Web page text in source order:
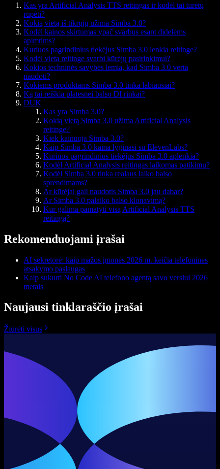
Kas yra Artificial Analysis TTS reitingas ir kodėl tai turėtų
rūpėti?
Kokią vietą iš tikrųjų užima Simba 3.0?
Kodėl kainos skirtumas ypač svarbus esant didelėms
apimtims?
Kuriuos pagrindinius tiekėjus Simba 3.0 lenkia reitinge?
Kodėl vieta reitinge svarbi kūrėjų pasirinkimui?
Kokios techninės savybės lemia, kad Simba 3.0 verta
naudoti?
Kokiems produktams Simba 3.0 tinka labiausiai?
Ką tai reiškia platesnei balso DI rinkai?
DUK
Kas yra Simba 3.0?
Kokią vietą Simba 3.0 užima Artificial Analysis
reitinge?
Kiek kainuoja Simba 3.0?
Kaip Simba 3.0 kaina lyginasi su ElevenLabs?
Kuriuos pagrindinius tiekėjus Simba 3.0 aplenkia?
Kodėl Artificial Analysis reitingas laikomas patikimu?
Kodėl Simba 3.0 tinka realaus laiko balso
sprendimams?
Ar kūrėjai gali naudotis Simba 3.0 jau dabar?
Ar Simba 3.0 palaiko balso klonavimą?
Kur galima pamatyti visą Artificial Analysis TTS
reitingą?
Rekomenduojami įrašai
AI sekretorė: kaip mažos įmonės 2026 m. keičia telefonines
atsakymo paslaugas
Kaip sukurti No Code AI telefono agentą savo verslui 2026
metais
Naujausi tinklaraščio įrašai
Žiūrėti visus